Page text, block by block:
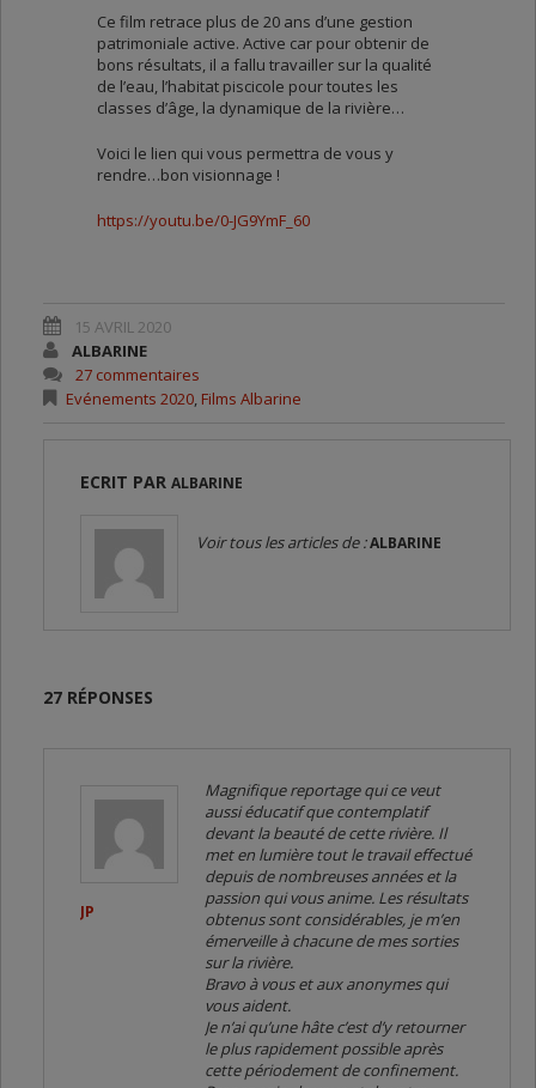
Ce film retrace plus de 20 ans d’une gestion
patrimoniale active. Active car pour obtenir de
bons résultats, il a fallu travailler sur la qualité
de l’eau, l’habitat piscicole pour toutes les
classes d’âge, la dynamique de la rivière…
Voici le lien qui vous permettra de vous y
rendre…bon visionnage !
https://youtu.be/0-JG9YmF_60
15 AVRIL 2020
ALBARINE
27 commentaires
Evénements 2020, Films Albarine
ECRIT PAR ALBARINE
Voir tous les articles de :ALBARINE
27 RÉPONSES
JP
Magnifique reportage qui ce veut
aussi éducatif que contemplatif
devant la beauté de cette rivière. Il
met en lumière tout le travail effectué
depuis de nombreuses années et la
passion qui vous anime. Les résultats
obtenus sont considérables, je m’en
émerveille à chacune de mes sorties
sur la rivière.
Bravo à vous et aux anonymes qui
vous aident.
Je n’ai qu’une hâte c’est d’y retourner
le plus rapidement possible après
cette périodement de confinement.